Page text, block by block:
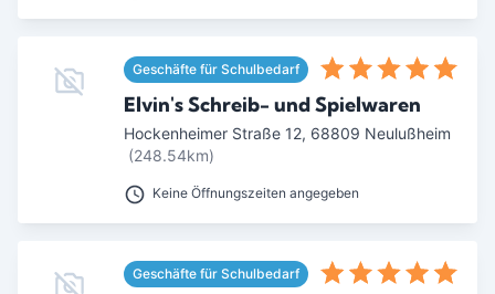
Geschäfte für Schulbedarf
Elvin's Schreib- und Spielwaren
Hockenheimer Straße 12, 68809 Neulußheim
(248.54km)
Keine Öffnungszeiten angegeben
Geschäfte für Schulbedarf